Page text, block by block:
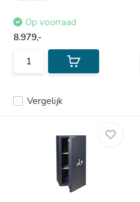
Vergelijk
Op voorraad
8.979,-